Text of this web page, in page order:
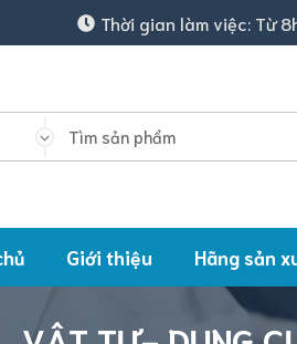
Thời gian làm việc: Từ
Giới thiệu Hãng sản